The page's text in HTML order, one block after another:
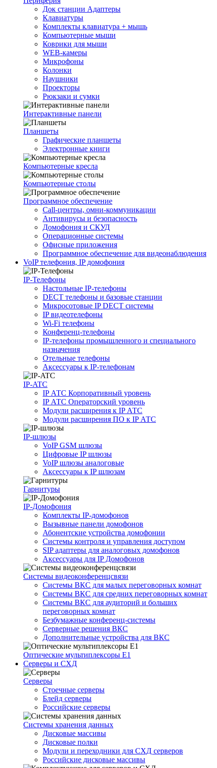
Док станции Адаптеры
Клавиатуры
Комплекты клавиатура + мышь
Компьютерные мыши
Коврики для мыши
WEB-камеры
Микрофоны
Колонки
Наушники
Проекторы
Рюкзаки и сумки
Интерактивные панели
Планшеты
Графические планшеты
Электронные книги
Компьютерные кресла
Компьютерные столы
Программное обеспечение
Call-центры, омни-коммуникации
Антивирусы и безопасность
Домофония и СКУД
Операционные системы
Офисные приложения
Программное обеспечение для видеонаблюдения
VoIP телефония, IP домофония
IP-Телефоны
Настольные IP-телефоны
DECT телефоны и базовые станции
Микросотовые IP DECT системы
IP видеотелефоны
Wi-Fi телефоны
Конференц-телефоны
IP-телефоны промышленного и специального
назначения
Отельные телефоны
Аксессуары к IP-телефонам
IP-ATC
IP АТС Корпоративный уровень
IP АТС Операторский уровень
Модули расширения к IP АТС
Модули расширения ПО к IP АТС
IP-шлюзы
VoIP GSM шлюзы
Цифровые IP шлюзы
VoIP шлюзы аналоговые
Аксессуары к IP шлюзам
Гарнитуры
IP-Домофония
Комплекты IP-домофонов
Вызывные панели домофонов
Абонентские устройства домофонии
Системы контроля и управления доступом
SIP адаптеры для аналоговых домофонов
Аксессуары для IP Домофонов
Системы видеоконференцсвязи
Системы ВКС для малых переговорных комнат
Системы ВКС для средних переговорных комнат
Системы ВКС для аудиторий и больших
переговорных комнат
Безбумажные конференц-системы
Серверные решения ВКС
Дополнительные устройства для ВКС
Оптические мультиплексоры Е1
Серверы и СХД
Серверы
Стоечные серверы
Блейд серверы
Российские серверы
Системы хранения данных
Дисковые массивы
Дисковые полки
Модули и переходники для СХД серверов
Российские дисковые массивы